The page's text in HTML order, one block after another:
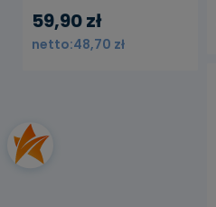
59,90 zł
48,70 zł